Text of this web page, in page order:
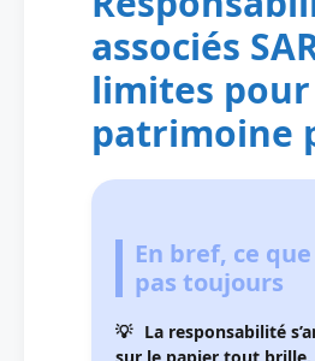
associés
limites
patrimoine
En bref, ce
pas toujours
La responsabilité
sur le papier tout